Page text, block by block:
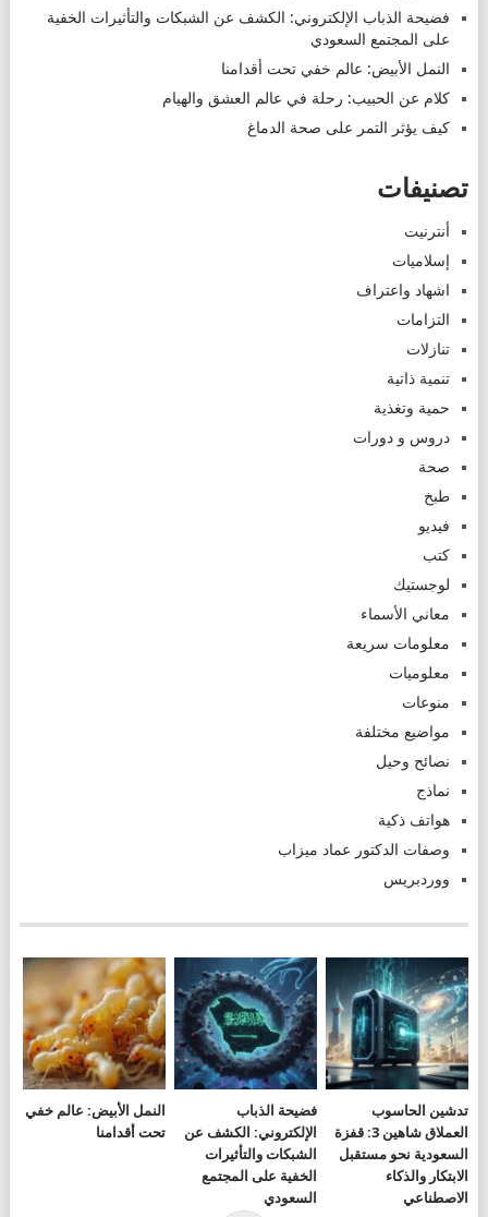
فضيحة الذباب الإلكتروني: الكشف عن الشبكات والتأثيرات الخفية
على المجتمع السعودي
النمل الأبيض: عالم خفي تحت أقدامنا
كلام عن الحبيب: رحلة في عالم العشق والهيام
كيف يؤثر التمر على صحة الدماغ
تصنيفات
أنترنيت
إسلاميات
اشهاد واعتراف
التزامات
تنازلات
تنمية ذاتية
حمية وتغذية
دروس و دورات
صحة
طبخ
فيديو
كتب
لوجستيك
معاني الأسماء
معلومات سريعة
معلوميات
منوعات
مواضيع مختلفة
نصائح وحيل
نماذج
هواتف ذكية
وصفات الدكتور عماد ميزاب
ووردبريس
تدشين الحاسوب
العملاق شاهين 3: قفزة
السعودية نحو مستقبل
الابتكار والذكاء
الاصطناعي
فضيحة الذباب
الإلكتروني: الكشف عن
الشبكات والتأثيرات
الخفية على المجتمع
السعودي
النمل الأبيض: عالم خفي
تحت أقدامنا